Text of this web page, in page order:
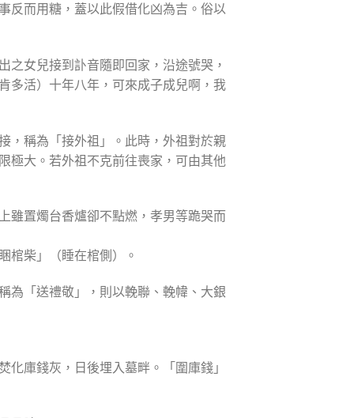
反而用糖，蓋以此假借化凶為吉。俗以
之女兒接到訃音隨即回家，沿途號哭，
多活）十年八年，可來成子成兒啊，我
，稱為「接外祖」。此時，外祖對於親
極大。若外祖不克前往喪家，可由其他
雖置燭台香爐卻不點燃，孝男等跪哭而
棺柴」（睡在棺側）。
為「送禮敬」，則以輓聯、輓幃、大銀
庫錢灰，日後埋入墓畔。「圍庫錢」